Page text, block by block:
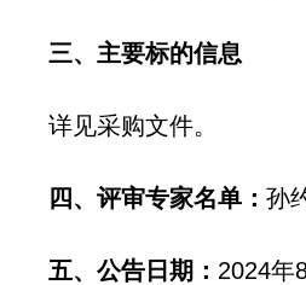
三、主要标的信息
详见采购文件。
四、评审专家名单： 孙
五、公告日期： 2024年